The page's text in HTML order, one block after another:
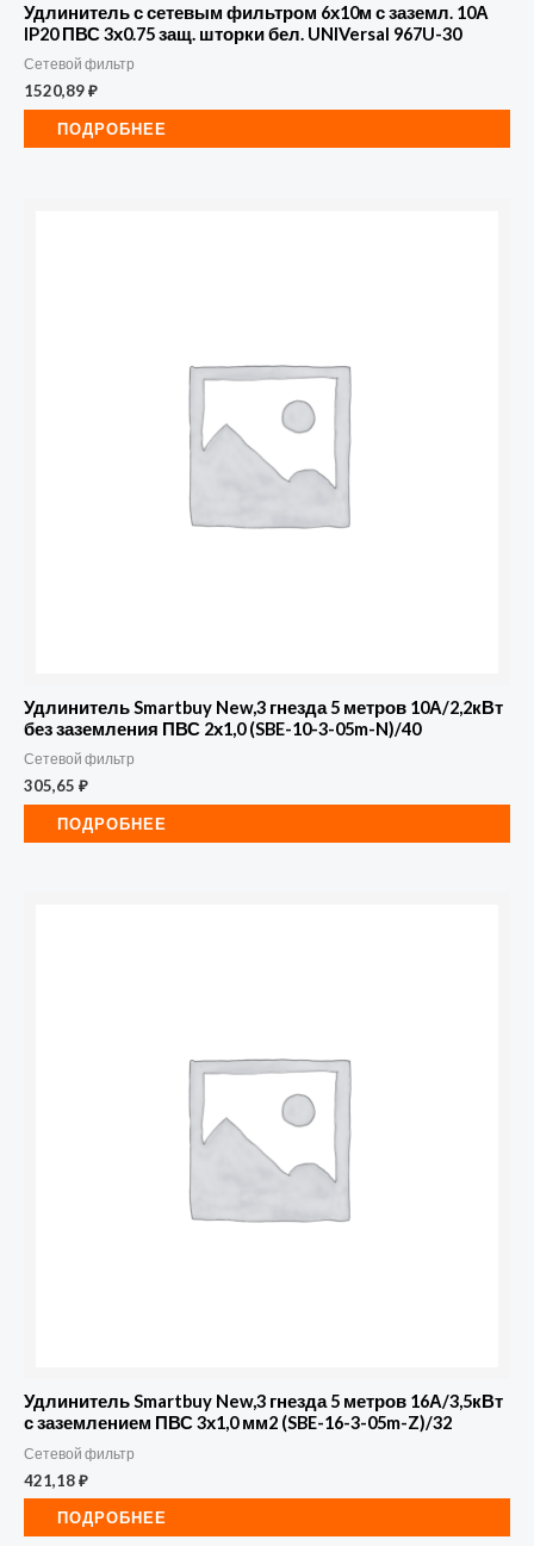
Удлинитель с сетевым фильтром 6х10м с заземл. 10А
IP20 ПВС 3х0.75 защ. шторки бел. UNIVersal 967U-30
Сетевой фильтр
1520,89₽
ПОДРОБНЕЕ
Удлинитель Smartbuy New,3 гнезда 5 метров 10А/2,2кВт
без заземления ПВС 2х1,0 (SBE-10-3-05m-N)/40
Сетевой фильтр
305,65 ₽
ПОДРОБНЕЕ
Удлинитель Smartbuy New,3 гнезда 5 метров 16А/3,5кВт
с заземлением ПВС 3х1,0 мм2 (SBE-16-3-05m-Z)/32
Сетевой фильтр
421,18₽
ПОДРОБНЕЕ